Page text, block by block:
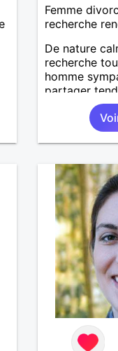
Femme
recherche
De nature
recherche
homme
partager
complicité.